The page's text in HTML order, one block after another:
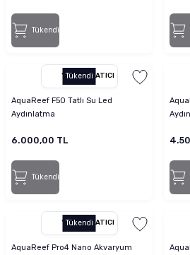
Tükendi
Tükendi
YETKILI SATICI
AquaReef F50 Tatlı Su Led
Aydınlatma
6.000,00 TL
Tükendi
Tükendi
YETKILI SATICI
AquaReef Pro4 Nano Akvaryum